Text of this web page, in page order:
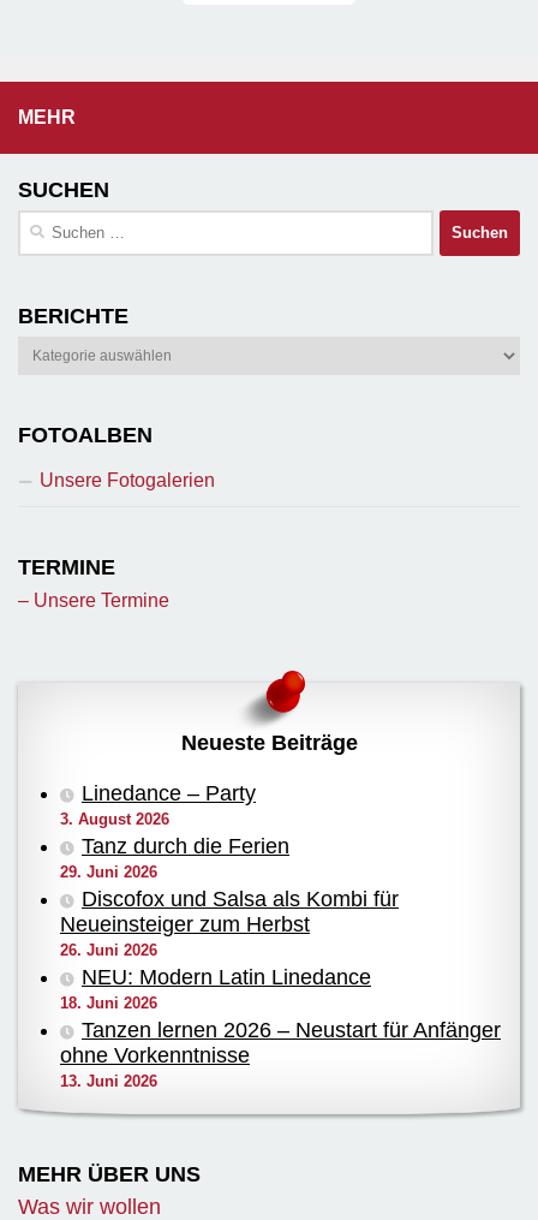
MEHR
SUCHEN
Suchen
BERICHTE
Berichte
FOTOALBEN
Unsere Fotogalerien
TERMINE
– Unsere Termine
Neueste Beiträge
Linedance – Party
3. August 2026
Tanz durch die Ferien
29. Juni 2026
Discofox und Salsa als Kombi für
Neueinsteiger zum Herbst
26. Juni 2026
NEU: Modern Latin Linedance
18. Juni 2026
Tanzen lernen 2026 – Neustart für Anfänger
ohne Vorkenntnisse
13. Juni 2026
MEHR ÜBER UNS
Was wir wollen